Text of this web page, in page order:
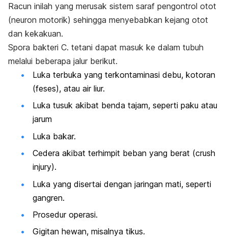
Racun inilah yang merusak sistem saraf pengontrol otot
(neuron motorik) sehingga menyebabkan kejang otot
dan kekakuan.
Spora bakteri C. tetani dapat masuk ke dalam tubuh
melalui beberapa jalur berikut.
Luka terbuka yang terkontaminasi debu, kotoran
(feses), atau air liur.
Luka tusuk akibat benda tajam, seperti paku atau
jarum
Luka bakar.
Cedera akibat terhimpit beban yang berat (crush
injury).
Luka yang disertai dengan jaringan mati, seperti
gangren.
Prosedur operasi.
Gigitan hewan, misalnya tikus.